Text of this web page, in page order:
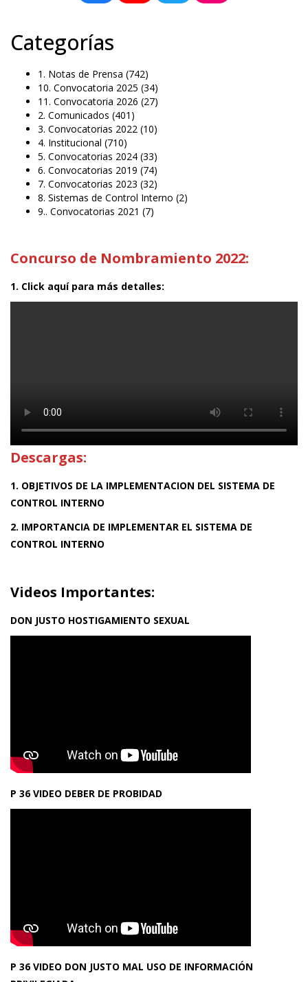
Categorías
1. Notas de Prensa (742)
10. Convocatoria 2025 (34)
11. Convocatoria 2026 (27)
2. Comunicados (401)
3. Convocatorias 2022 (10)
4. Institucional (710)
5. Convocatorias 2024 (33)
6. Convocatorias 2019 (74)
7. Convocatorias 2023 (32)
8. Sistemas de Control Interno (2)
9.. Convocatorias 2021 (7)
Concurso de Nombramiento 2022:
1. Click aquí para más detalles:
Descargas:
1. OBJETIVOS DE LA IMPLEMENTACION DEL SISTEMA DE
CONTROL INTERNO
2. IMPORTANCIA DE IMPLEMENTAR EL SISTEMA DE
CONTROL INTERNO
Videos Importantes:
DON JUSTO HOSTIGAMIENTO SEXUAL
P 36 VIDEO DEBER DE PROBIDAD
P 36 VIDEO DON JUSTO MAL USO DE INFORMACIÓN